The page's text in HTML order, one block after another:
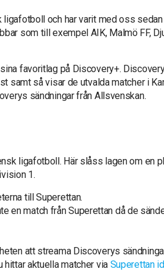
och har varit med oss
som till exempel AIK, Malmö FF,
favoritlag på Discovery+.
samt så visar de utvalda matcher i
sändningar från Allsvenskan.
ligafotboll. Här slåss lagen om en
1.
till Superettan.
en match från Superettan då de
att streama Discoverys
hittar aktuella matcher via Superettan